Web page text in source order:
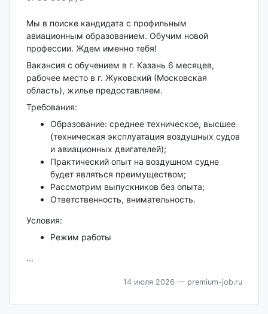
Мы в поиске кандидата с профильным
авиационным образованием. Обучим новой
профессии. Ждем именно тебя!
Вакансия с обучением в г. Казань 6 месяцев,
рабочее место в г. Жуковский (Московская
область), жилье предоставляем.
Требования:
Образование: среднее техническое, высшее
(техническая эксплуатация воздушных судов
и авиационных двигателей);
Практический опыт на воздушном судне
будет являться преимуществом;
Рассмотрим выпускников без опыта;
Ответственность, внимательность.
Условия:
Режим работы
...
14 июля 2026 — premium-job.ru